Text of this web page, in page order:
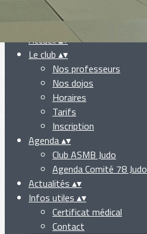
Accueil▴▾
Le club ▴▾
Nos professeurs
Nos dojos
Horaires
Tarifs
Inscription
Agenda▴▾
Club ASMB Judo
Agenda Comité 78 Judo
Actualités ▴▾
Infos utiles ▴▾
Certificat médical
Contact